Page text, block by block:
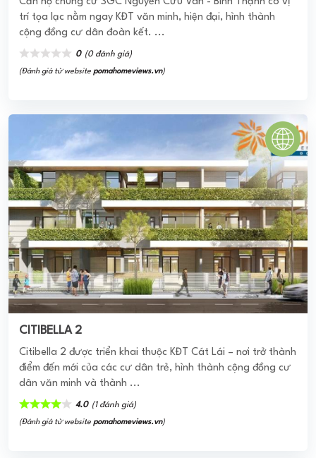
CITIBELLA 2
Citibella 2 được triển khai thuộc KĐT Cát Lái – nơi trở thành
điểm đến mới của các cư dân trẻ, hình thành cộng đồng cư
dân văn minh và thành ...
4.0 (1 đánh giá)